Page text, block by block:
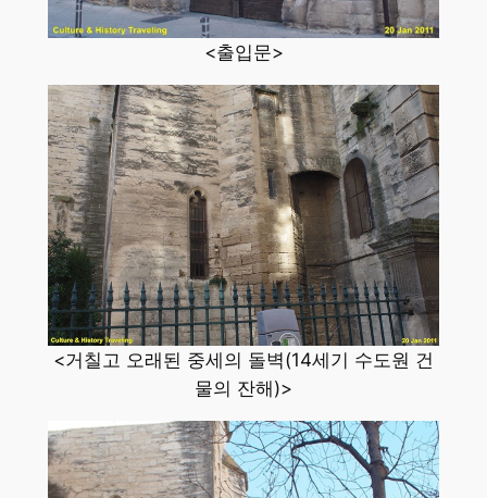
<출입문>
<거칠고 오래된 중세의 돌벽(14세기 수도원 건
물의 잔해)>